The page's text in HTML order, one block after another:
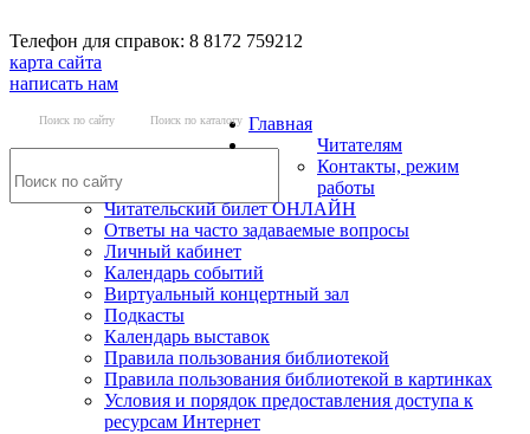
Телефон для справок: 8 8172 759212
карта сайта
написать нам
Поиск по сайту Поиск по каталогу Главная
Читателям
Контакты, режим
работы
Читательский билет ОНЛАЙН
Ответы на часто задаваемые вопросы
Личный кабинет
Календарь событий
Виртуальный концертный зал
Подкасты
Календарь выставок
Правила пользования библиотекой
Правила пользования библиотекой в картинках
Условия и порядок предоставления доступа к
ресурсам Интернет